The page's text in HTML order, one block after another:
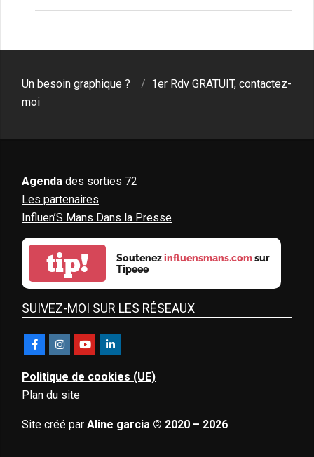
Un besoin graphique ?
1er Rdv GRATUIT, contactez-
moi
Agenda des sorties 72
Les partenaires
Influen’S Mans Dans la Presse
tip! Soutenezinfluensmans.comsur
Tipeee
SUIVEZ-MOI SUR LES RÉSEAUX
Politique de cookies (UE)
Plan du site
Site créé par Aline garcia © 2020 – 2026